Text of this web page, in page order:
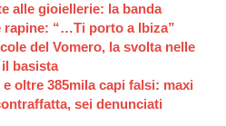
alle gioiellerie: la banda
rapine: “…Ti porto a Ibiza”
del Vomero, la svolta nelle
basista
oltre 385mila capi falsi: maxi
sei denunciati